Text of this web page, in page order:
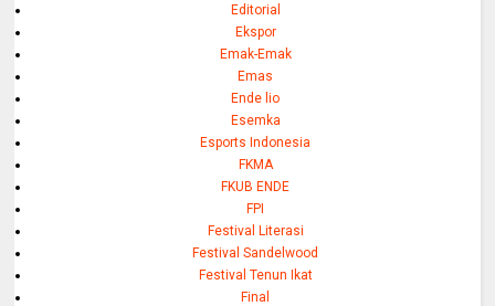
Editorial
Ekspor
Emak-Emak
Emas
Ende lio
Esemka
Esports Indonesia
FKMA
FKUB ENDE
FPI
Festival Literasi
Festival Sandelwood
Festival Tenun Ikat
Final